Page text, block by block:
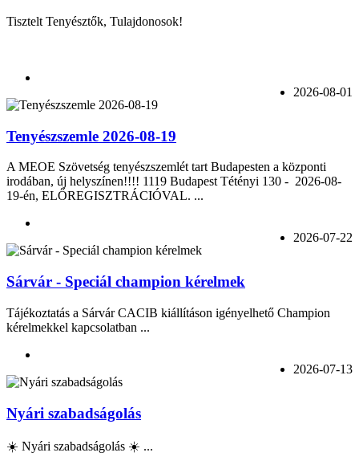
Tisztelt Tenyésztők, Tulajdonosok!
2026-08-01
Tenyészszemle 2026-08-19
A MEOE Szövetség tenyészszemlét tart Budapesten a központi
irodában, új helyszínen!!!! 1119 Budapest Tétényi 130 - 2026-08-
19-én, ELŐREGISZTRÁCIÓVAL. ...
2026-07-22
Sárvár - Speciál champion kérelmek
Tájékoztatás a Sárvár CACIB kiállításon igényelhető Champion
kérelmekkel kapcsolatban ...
2026-07-13
Nyári szabadságolás
☀️ Nyári szabadságolás ☀️ ...